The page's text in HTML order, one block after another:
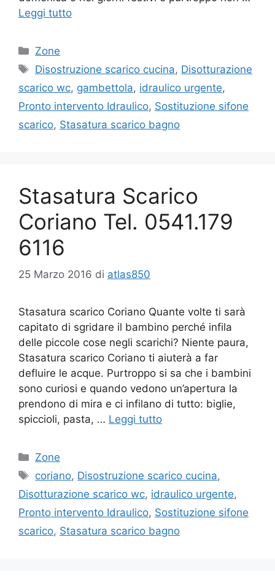
Leggi tutto
Categorie
Zone
Tag
Disostruzione scarico cucina, Disotturazione
scarico wc, gambettola, idraulico urgente,
Pronto intervento Idraulico, Sostituzione sifone
scarico, Stasatura scarico bagno
Stasatura Scarico
Coriano Tel. 0541.179
6116
25 Marzo 2016 di atlas850
Stasatura scarico Coriano Quante volte ti sarà
capitato di sgridare il bambino perché infila
delle piccole cose negli scarichi? Niente paura,
Stasatura scarico Coriano ti aiuterà a far
defluire le acque. Purtroppo si sa che i bambini
sono curiosi e quando vedono un’apertura la
prendono di mira e ci infilano di tutto: biglie,
spiccioli, pasta, … Leggi tutto
Categorie
Zone
Tag
coriano, Disostruzione scarico cucina,
Disotturazione scarico wc, idraulico urgente,
Pronto intervento Idraulico, Sostituzione sifone
scarico, Stasatura scarico bagno